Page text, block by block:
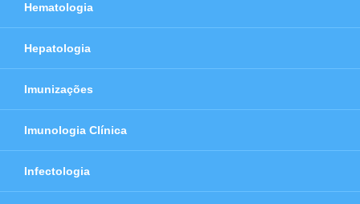
Hematologia
Hepatologia
Imunizações
Imunologia Clínica
Infectologia